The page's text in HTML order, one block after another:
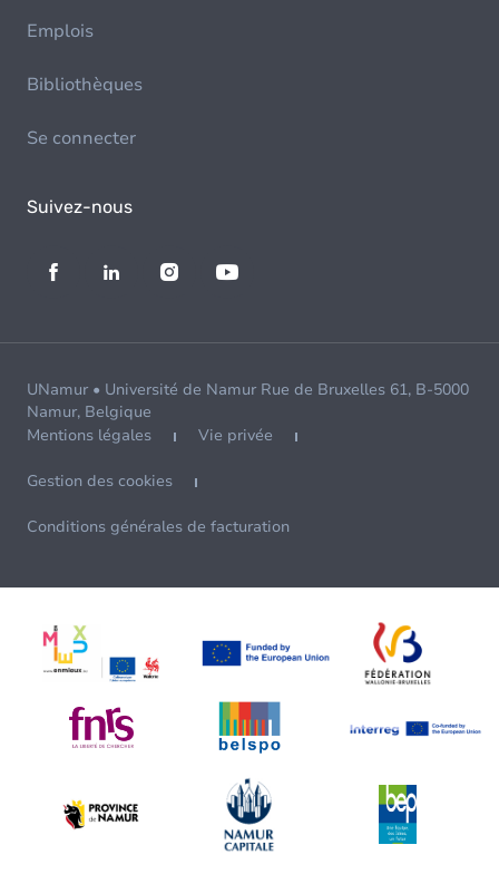
Emplois
Bibliothèques
Se connecter
Suivez-nous
UNamur • Université de Namur Rue de Bruxelles 61, B-5000
Namur, Belgique
Mentions légales
Vie privée
Gestion des cookies
Conditions générales de facturation